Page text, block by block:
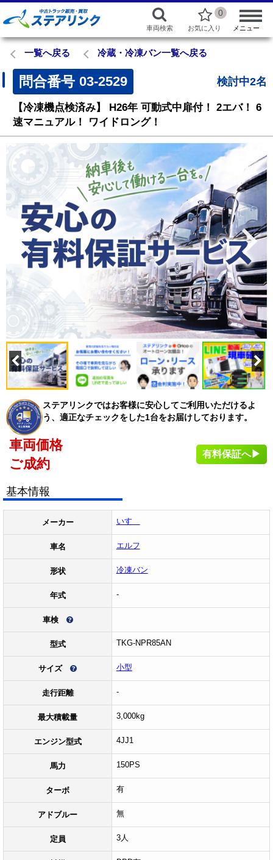
車両検索
0
お気に入り メニュー
一覧へ戻る 冷蔵・冷凍バン一覧へ戻る
問合番号 03-2529 検討中2名
【冷凍機点検済み】 H26年 可動式中扉付！ 2エバ！
6
速マニュアル！
ワイドロング！
ステアリンクではお客様に安心してご利用いただけるよ
う、適正なチェックをした1台をお届けしております。
車両価格
ご成約
有料保証へ▶
基本情報
メーカー いすゞ
車名 エルフ
形状 冷凍バン
年式 -
車検
型式 TKG-NPR85AN
サイズ 小型
走行距離 -
最大積載量 3,000kg
エンジン型式 4JJ1
馬力 150PS
ターボ 有
アドブルー 無
定員 3人